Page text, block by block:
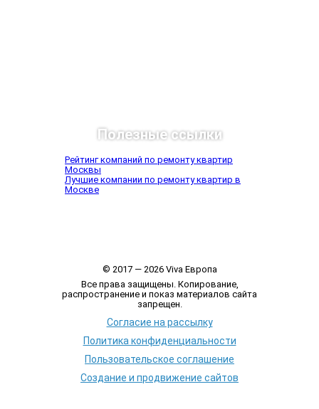
Полезные ссылки
Рейтинг компаний по ремонту квартир
Москвы
Лучшие компании по ремонту квартир в
Москве
© 2017 — 2026 Viva Европа
Все права защищены. Копирование,
распространение и показ материалов сайта
запрещен.
Согласие на рассылку
Политика конфиденциальности
Пользовательское соглашение
Создание и продвижение сайтов